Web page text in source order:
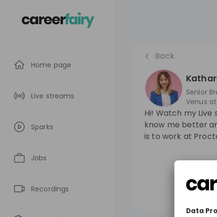
Home page
Live streams
Sparks
Jobs
Recordings
Back
Senior
Venus at
Hi! Watch my
know me better
is to work at